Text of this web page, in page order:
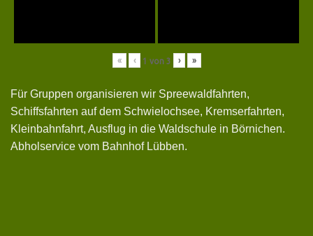
« ‹ 1 von 3 › »
Für Gruppen organisieren wir Spreewaldfahrten,
Schiffsfahrten auf dem Schwielochsee, Kremserfahrten,
Kleinbahnfahrt, Ausflug in die Waldschule in Börnichen.
Abholservice vom Bahnhof Lübben.